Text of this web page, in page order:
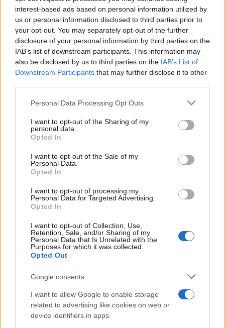
interest-based ads based on personal information utilized by
us or personal information disclosed to third parties prior to
your opt-out. You may separately opt-out of the further
disclosure of your personal information by third parties on the
IAB’s list of downstream participants. This information may
also be disclosed by us to third parties on the IAB’s List of
Downstream Participants that may further disclose it to other
Please note that this website/app uses one or more Google
not limited to your visit or usage behaviour. You may click to
grant or deny consent to Google and its third-party tags to
use your data for below specified purposes in below Google
consent section.
Personal Data Processing Opt Outs
I want to opt-out of the Sharing of my
personal data.
Opted In
I want to opt-out of the Sale of my
Personal Data.
Opted In
I want to opt-out of processing my
Personal Data for Targeted Advertising.
Opted In
I want to opt-out of Collection, Use,
Retention, Sale, and/or Sharing of my
Personal Data that Is Unrelated with the
Purposes for which it was collected.
Opted Out
Google consents
I want to allow Google to enable storage
related to advertising like cookies on web or
device identifiers in apps.της Ζωής μας